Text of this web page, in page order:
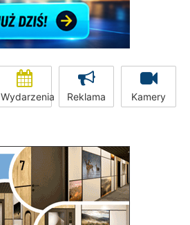
Wydarzenia Reklama Kamery